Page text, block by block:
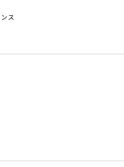
線]
]
アイコンをクリックすると
学不可
に入居可能
ス